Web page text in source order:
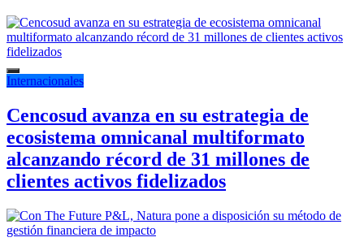
Internacionales
Cencosud avanza en su estrategia de
ecosistema omnicanal multiformato
alcanzando récord de 31 millones de
clientes activos fidelizados